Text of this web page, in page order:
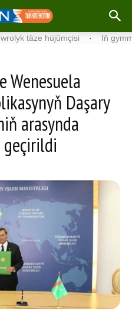
hüjümçisi · Iň gymmat iňlis
Wenesuela
Daşary
arasynda
geçirildi